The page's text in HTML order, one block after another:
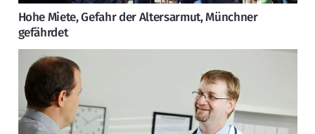
Hohe Miete, Gefahr der Altersarmut, Münchner
gefährdet